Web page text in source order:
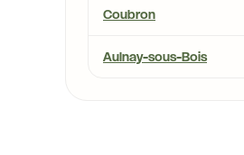
Coubron
Aulnay-sous-Bois